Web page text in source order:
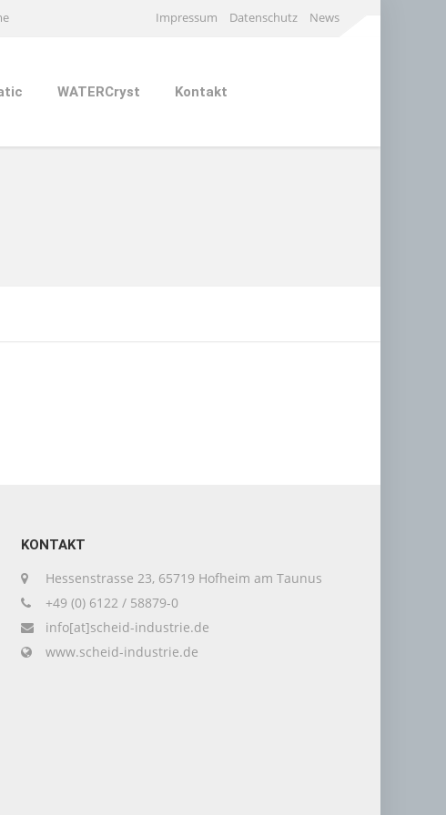
Impressum Datenschutz News
WATERCryst Kontakt
KONTAKT
Hessenstrasse 23, 65719 Hofheim am Taunus
+49 (0) 6122 / 58879-0
info[at]scheid-industrie.de
www.scheid-industrie.de